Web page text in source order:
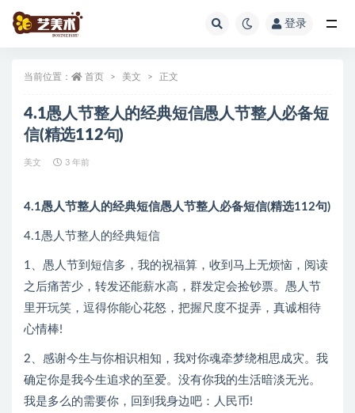
登录
当前位置： 首页 美文 正文
4.1愚人节整人的经典短信愚人节整人必备短
信(精选112句)
美文 3 年前
4.1愚人节整人的经典短信愚人节整人必备短信(精选112句)
4.1愚人节整人的经典短信
1、愚人节到短信多，我的祝福算，收到马上无烦恼，阅读
之后痛苦少，转发还能薪水高，群发定会捡钞票。愚人节
里开玩笑，逗得你能心花怒，把握尺度不捉弄，真诚相待
心情棒!
2、感谢今生与你相识相知，我对你魂牵梦绕相思成灾。我
确定你是我今生追求的至爱。没有你我的生活暗淡无光。
我是多么的需要你，回到我身边吧：人民币!